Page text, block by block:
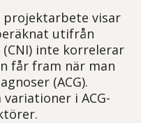
projektarbete visar
utifrån
inte korrelerar
får fram när man
(ACG).
i ACG-